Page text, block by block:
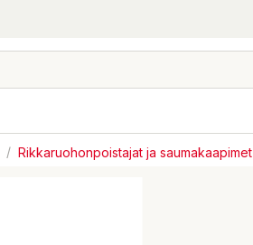
/ Rikkaruohonpoistajat ja saumakaapimet